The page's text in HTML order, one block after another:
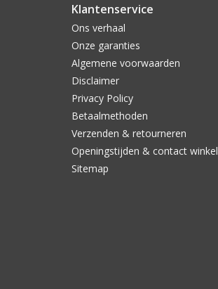
Klantenservice
Ons verhaal
Onze garanties
Algemene voorwaarden
Disclaimer
Privacy Policy
Betaalmethoden
Verzenden & retourneren
Openingstijden & contact winkel
Sitemap